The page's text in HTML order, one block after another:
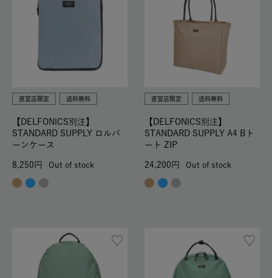
直営店限定 送料無料
【DELFONICS別注】
STANDARD SUPPLY ロルバ
ーンケース
8,250 Out of stock
直営店限定 送料無料
【DELFONICS別注】
STANDARD SUPPLY A4 Bト
ート ZIP
24,200 Out of stock